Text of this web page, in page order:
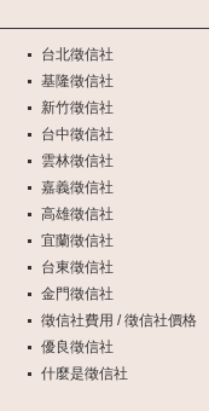
台北徵信社
基隆徵信社
新竹徵信社
台中徵信社
雲林徵信社
嘉義徵信社
高雄徵信社
宜蘭徵信社
台東徵信社
金門徵信社
徵信社費用 / 徵信社價格
優良徵信社
什麼是徵信社